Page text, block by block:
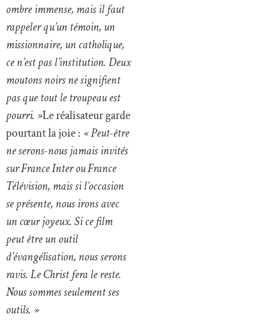
ombre immense, mais il faut
rappeler qu’un témoin, un
missionnaire, un catholique,
ce n’est pas l’institution. Deux
moutons noirs ne signifient
pas que tout le troupeau est
pourri. »Le réalisateur garde
pourtant la joie : « Peut-être
ne serons-nous jamais invités
sur France Inter ou France
Télévision, mais si l’occasion
se présente, nous irons avec
un cœur joyeux. Si ce film
peut être un outil
d’évangélisation, nous serons
ravis. Le Christ fera le reste.
Nous sommes seulement ses
outils. »